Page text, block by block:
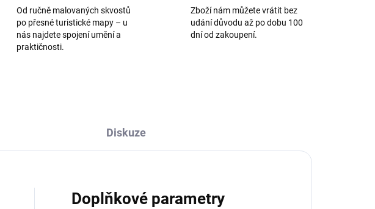
Od ručně malovaných skvostů
po přesné turistické mapy – u
nás najdete spojení umění a
praktičnosti.
Zboží nám můžete vrátit bez
udání důvodu až po dobu 100
dní od zakoupení.
Diskuze
Doplňkové parametry